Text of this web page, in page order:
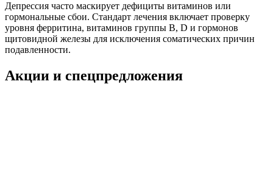
Депрессия часто маскирует дефициты витаминов или
гормональные сбои. Стандарт лечения включает проверку
уровня ферритина, витаминов группы B, D и гормонов
щитовидной железы для исключения соматических причин
подавленности.
Акции и спецпредложения